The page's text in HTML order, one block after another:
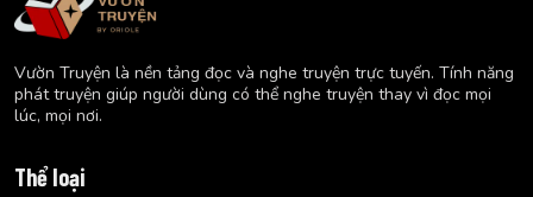
Vườn Truyện là nền tảng đọc và nghe truyện trực tuyến. Tính năng
phát truyện giúp người dùng có thể nghe truyện thay vì đọc mọi
lúc, mọi nơi.
Thể loại